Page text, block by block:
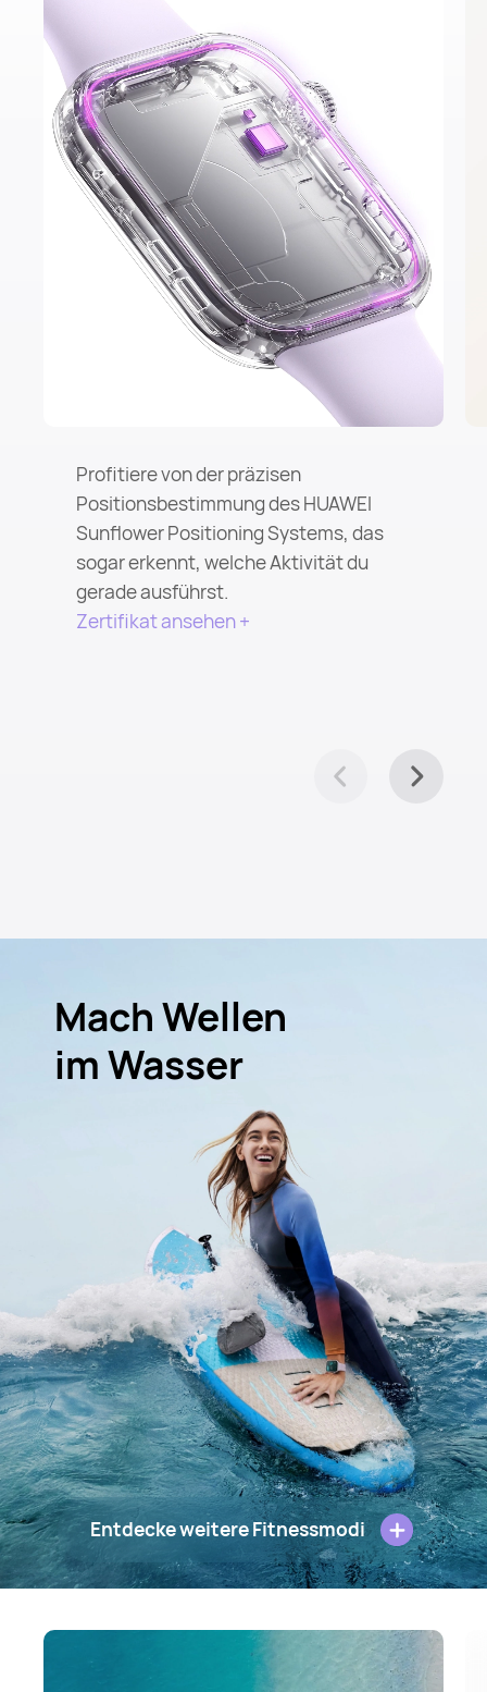
Profitiere von der präzisen
Positionsbestimmung des HUAWEI
Sunflower Positioning Systems, das
sogar erkennt, welche Aktivität du
gerade ausführst.
Zertifikat ansehen +
Mach Wellen
im Wasser
Entdecke weitere Fitnessmodi